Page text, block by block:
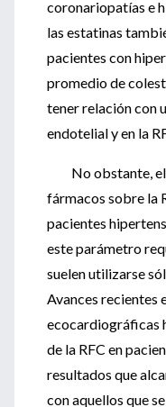
coronariopatías e
las estatinas
pacientes con
promedio de
tener relación con
endotelial y en la
No obstante, el
fármacos sobre la
pacientes
este parámetro
suelen utilizarse
Avances recientes
ecocardiográficas
de la RFC en
resultados que
con aquellos que